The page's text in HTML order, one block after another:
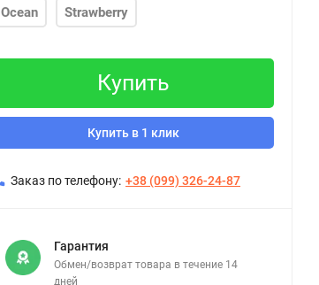
Ocean Strawberry
Купить
Купить в 1 клик
Заказ по телефону: +38 (099) 326-24-87
Гарантия
Обмен/возврат товара в течение 14
дней